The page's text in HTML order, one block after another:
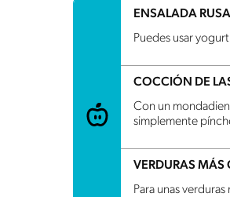
Carbohidratos
Grasas 34.9 g
Proteína
Grasas saturadas
Sodio 1424.2 mg
Azúcares 3.6 g
ENSALADA RUSA
Puedes usar
COCCIÓN DE
Con un
simplemente
VERDURAS MÁS
Para unas